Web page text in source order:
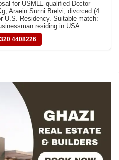
for USMLE-qualified Doctor
Araein Sunni Brelvi, divorced (4
U.S. Residency. Suitable match:
residing in USA.
4408226